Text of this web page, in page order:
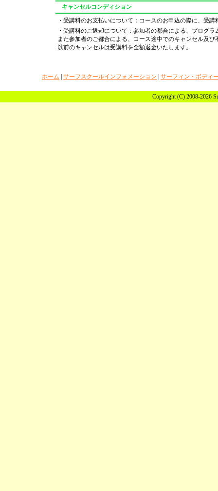
キャンセルコンディション
・受講料のお支払いについて：コースのお申込の際に、受
・受講料のご返却について：参加者の都合による、プログ
また参加者のご都合による、コース途中でのキャンセル及
以前のキャンセルは受講料を全額返金いたします。
ホーム | サーフスクールインフォメーション | サーフィン・ボディ
Copyright (C) 2008-2026